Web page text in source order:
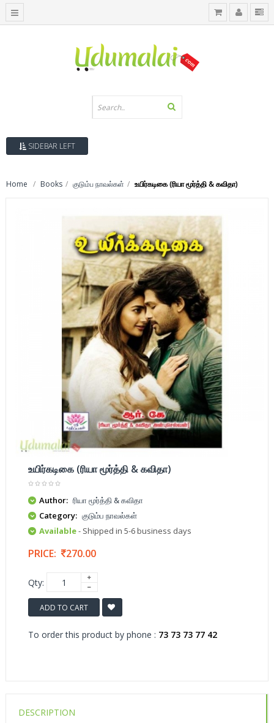
SIDEBAR LEFT
Home Books குடும்ப நாவல்கள் உயிர்கடிகை (ரியா மூர்த்தி & கவிதா)
உயிர்கடிகை (ரியா மூர்த்தி & கவிதா)
Author: ரியா மூர்த்தி & கவிதா
Category: குடும்ப நாவல்கள்
Available- Shipped in 5-6 business days
PRICE: 270.00
Qty:
ADD TO CART
To order this product by phone : 73 73 73 77 42
DESCRIPTION